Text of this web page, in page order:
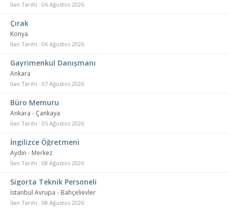
İlan Tarihi : 06 Ağustos 2026
Çırak
Konya
İlan Tarihi : 06 Ağustos 2026
Gayrimenkul Danışmanı
Ankara
İlan Tarihi : 07 Ağustos 2026
Büro Memuru
Ankara - Çankaya
İlan Tarihi : 05 Ağustos 2026
İngilizce Öğretmeni
Aydın - Merkez
İlan Tarihi : 08 Ağustos 2026
Sigorta Teknik Personeli
İstanbul Avrupa - Bahçelievler
İlan Tarihi : 08 Ağustos 2026